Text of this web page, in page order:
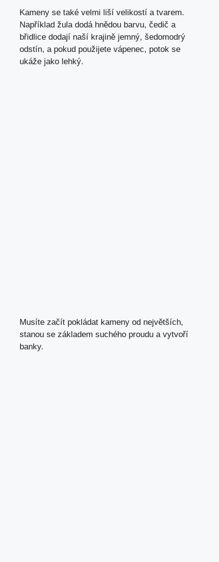
Kameny se také velmi liší velikostí a tvarem.
Například žula dodá hnědou barvu, čedič a
břidlice dodají naší krajině jemný, šedomodrý
odstín, a pokud použijete vápenec, potok se
ukáže jako lehký.
Musíte začít pokládat kameny od největších,
stanou se základem suchého proudu a vytvoří
banky.